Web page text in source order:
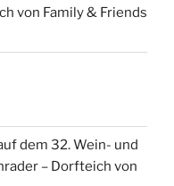
von Family & Friends
dem 32. Wein- und
– Dorfteich von